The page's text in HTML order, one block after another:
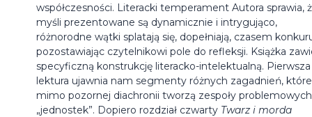
współczesności. Literacki temperament Autora sprawia,
myśli prezentowane są dynamicznie i intrygująco,
różnorodne wątki splatają się, dopełniają, czasem
pozostawiając czytelnikowi pole do refleksji. Książka
specyficzną konstrukcję literacko-intelektualną. Pierwsza
lektura ujawnia nam segmenty różnych zagadnień, które
mimo pozornej diachronii tworzą zespoły problemowych
„jednostek”. Dopiero rozdział czwarty Twarz i morda